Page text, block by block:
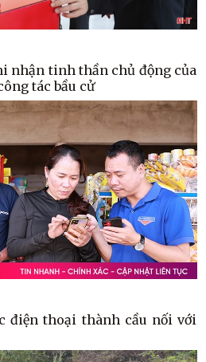
nhận tinh thần chủ động của
tác bầu cử
điện thoại thành cầu nối với